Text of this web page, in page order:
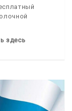
здесь